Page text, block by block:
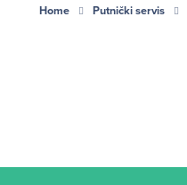
Home Putnički servis